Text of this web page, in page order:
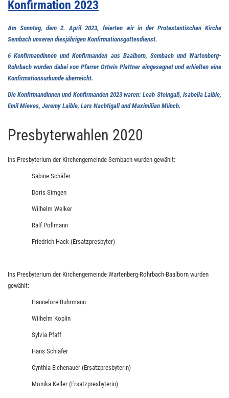
Konfirmation 2023
Am Sonntag, dem 2. April 2023, feierten wir in der Protestantischen Kirche
Sembach unseren diesjährigen Konfirmationsgottesdienst.
6 Konfirmandinnen und Konfirmanden aus Baalborn, Sembach und Wartenberg-
Rohrbach wurden dabei von Pfarrer Ortwin Plattner eingesegnet und erhielten eine
Konfirmationsurkunde überreicht.
Die Konfirmandinnen und Konfirmanden 2023 waren: Leah Steingaß, Isabella Laible,
Emil Mieves, Jeremy Laible, Lars Nachtigall und Maximilian Münch.
Presbyterwahlen 2020
Ins Presbyterium der Kirchengemeinde Sembach wurden gewählt:
Sabine Schäfer
Doris Simgen
Wilhelm Welker
Ralf Pollmann
Friedrich Hack (Ersatzpresbyter)
Ins Presbyterium der Kirchengemeinde Wartenberg-Rohrbach-Baalborn wurden
gewählt:
Hannelore Buhrmann
Wilhelm Koplin
Sylvia Pfaff
Hans Schläfer
Cynthia Eichenauer (Ersatzpresbyterin)
Monika Keller (Ersatzpresbyterin)